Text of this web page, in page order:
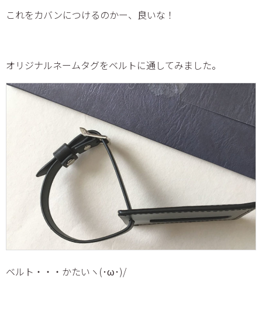
これをカバンにつけるのかー、良いな！
オリジナルネームタグをベルトに通してみました。
ベルト・・・かたいヽ(･ω･)/